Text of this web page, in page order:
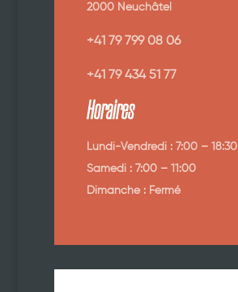
2000 Neuchâtel
+41 79 799 08 06
+41 79 434 51 77
Horaires
Lundi-Vendredi : 7:00 – 18:30
Samedi : 7:00 – 11:00
Dimanche : Fermé